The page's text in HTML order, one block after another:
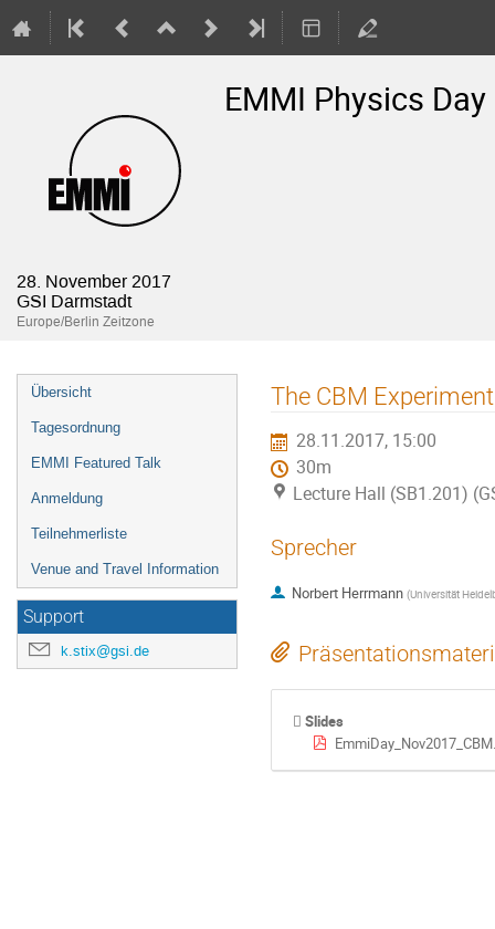
EMMI Physics
28. November 2017
GSI Darmstadt
Europe/Berlin Zeitzone
Veranstaltungsmenü
Übersicht
Tagesordnung
EMMI Featured Talk
Anmeldung
Teilnehmerliste
Venue and Travel Information
Support
k.stix@gsi.de
The CBM
28.11.2017, 15:00
30m
Lecture Hall (SB1.201)
Sprecher
Norbert Herrmann (Universität
Slides